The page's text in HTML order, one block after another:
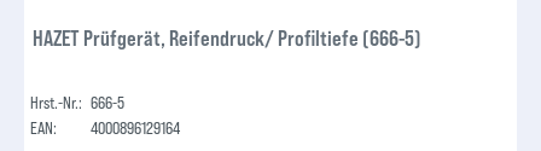
HAZET Prüfgerät, Reifendruck/ Profiltiefe (666-5)
Hrst.-Nr.: 666-5
EAN:
4000896129164